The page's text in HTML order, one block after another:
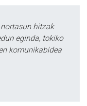
hitzak
eginda, tokiko
komunikabidea